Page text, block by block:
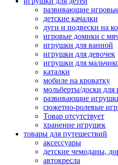
развивающие
детские качалки
дуги и подвески на
игровые домики с
игрушки для ванной
игрушки для девочек
игрушки для
каталки
мобиле на кроватку
мольберты/доски для
развивающие
сюжетно-ролевые
Товар отсутствует
хранение игрушек
товары для путешествий
аксессуары
детские чемоданы,
автокресла